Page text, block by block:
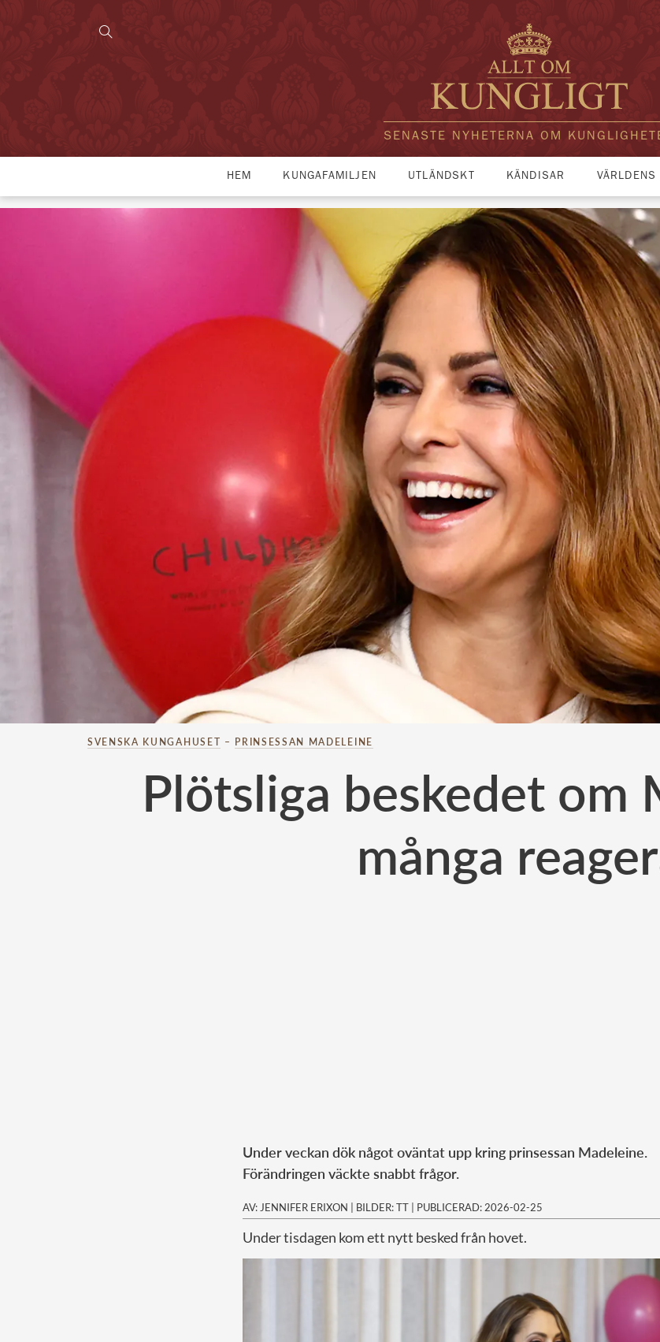
SENASTE NYHETERNA OM
HEM KUNGAFAMILJEN UTLÄNDSKT KÄNDISAR VÄRLDENS
SVENSKA KUNGAHUSET – PRINSESSAN MADELEINE
Plötsliga beskedet om
många
Under veckan dök något oväntat upp kring prinsessan Madeleine.
Förändringen väckte snabbt frågor.
AV: JENNIFER ERIXON | BILDER: TT | PUBLICERAD: 2026-02-25
Under tisdagen kom ett nytt besked från hovet.